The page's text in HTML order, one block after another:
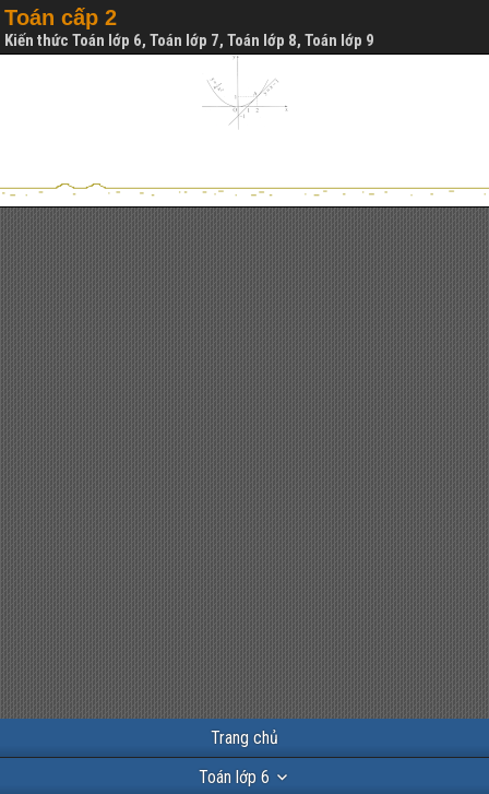
Toán cấp 2
Kiến thức Toán lớp 6, Toán lớp 7, Toán lớp 8, Toán lớp 9
Trang chủ
Toán lớp 6